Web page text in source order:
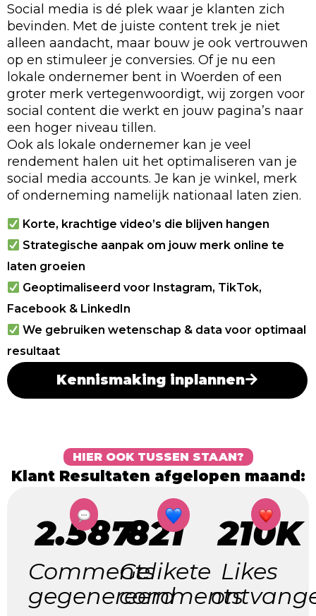
Social media is dé plek waar je klanten zich
bevinden. Met de juiste content trek je niet
alleen aandacht, maar bouw je ook vertrouwen
op en stimuleer je conversies. Of je nu een
lokale ondernemer bent in Woerden of een
groter merk vertegenwoordigt, wij zorgen voor
social content die werkt en jouw pagina’s naar
een hoger niveau tillen.
Ook als lokale ondernemer kan je veel
rendement halen uit het optimaliseren van je
social media accounts. Je kan je winkel, merk
of onderneming namelijk nationaal laten zien.
Korte, krachtige video’s die blijven hangen
Strategische aanpak om jouw merk online te
laten groeien
Geoptimaliseerd voor Instagram, TikTok,
Facebook & LinkedIn
We gebruiken wetenschap & data voor optimaal
resultaat
Kennismaking inplannen
HIER OOK TUSSEN STAAN?
Klant Resultaten afgelopen maand:
2.587
Comments
gegenereerd
821
Gelikete
comments
210K
Likes